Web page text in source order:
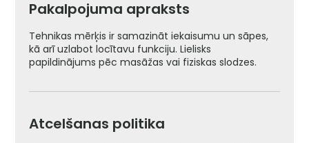
Pakalpojuma apraksts
Tehnikas mērķis ir samazināt iekaisumu un sāpes,
kā arī uzlabot locītavu funkciju. Lielisks
papildinājums pēc masāžas vai fiziskas slodzes.
Atcelšanas politika